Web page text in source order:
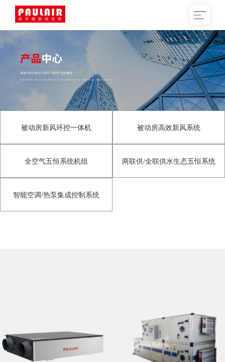
被动房新风环控一体机 被动房高效新风系统
全空气五恒系统机组 两联供/全联供水生态五恒系统
智能空调/热泵集成控制系统